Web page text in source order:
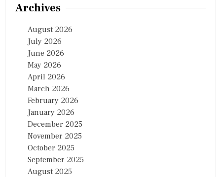
Archives
August 2026
July 2026
June 2026
May 2026
April 2026
March 2026
February 2026
January 2026
December 2025
November 2025
October 2025
September 2025
August 2025